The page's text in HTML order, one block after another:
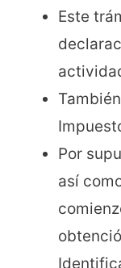
Este
Por
así